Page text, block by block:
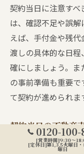
契約当日に注意すべ
は、確認不足や誤
えば、手付金や残
渡しの具体的な日
確にしましょう。
の事前準備も重要で
て契約が進められま
契約当日の不動産
契約当日の手順は
0120-100-
[営業時間]9:30～
[定休日]第1,3,5火曜日・
曜日